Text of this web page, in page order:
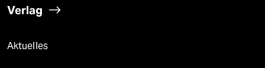
Verlag
Aktuelles